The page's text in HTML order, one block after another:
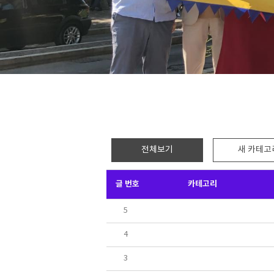
전체보기 새 카테고
글 번호 카테고리
5
4
3